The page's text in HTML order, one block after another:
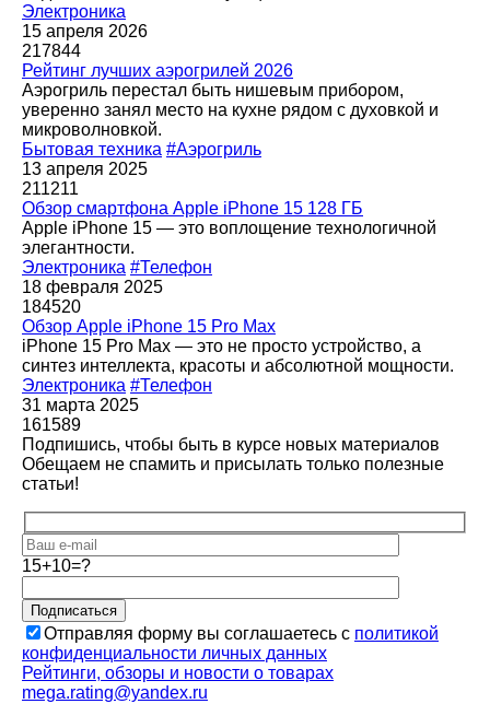
Электроника
15 апреля 2026
217844
Рейтинг лучших аэрогрилей 2026
Аэрогриль перестал быть нишевым прибором,
уверенно занял место на кухне рядом с духовкой и
микроволновкой.
Бытовая техника #Аэрогриль
13 апреля 2025
211211
Обзор смартфона Apple iPhone 15 128 ГБ
Apple iPhone 15 — это воплощение технологичной
элегантности.
Электроника #Телефон
18 февраля 2025
184520
Обзор Apple iPhone 15 Pro Max
iPhone 15 Pro Max — это не просто устройство, а
синтез интеллекта, красоты и абсолютной мощности.
Электроника #Телефон
31 марта 2025
161589
Подпишись, чтобы быть в курсе новых материалов
Обещаем не спамить и присылать только полезные
статьи!
15+10=?
Подписаться
Отправляя форму вы соглашаетесь с политикой
конфиденциальности личных данных
Рейтинги, обзоры и новости о товарах
mega.rating@yandex.ru